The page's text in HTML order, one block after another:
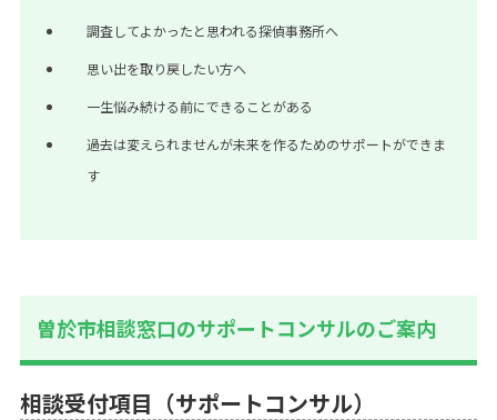
調査してよかったと思われる探偵事務所へ
思い出を取り戻したい方へ
一生悩み続ける前にできることがある
過去は変えられませんが未来を作るためのサポートができま
す
曽於市相談窓口のサポートコンサルのご案内
相談受付項目（サポートコンサル）